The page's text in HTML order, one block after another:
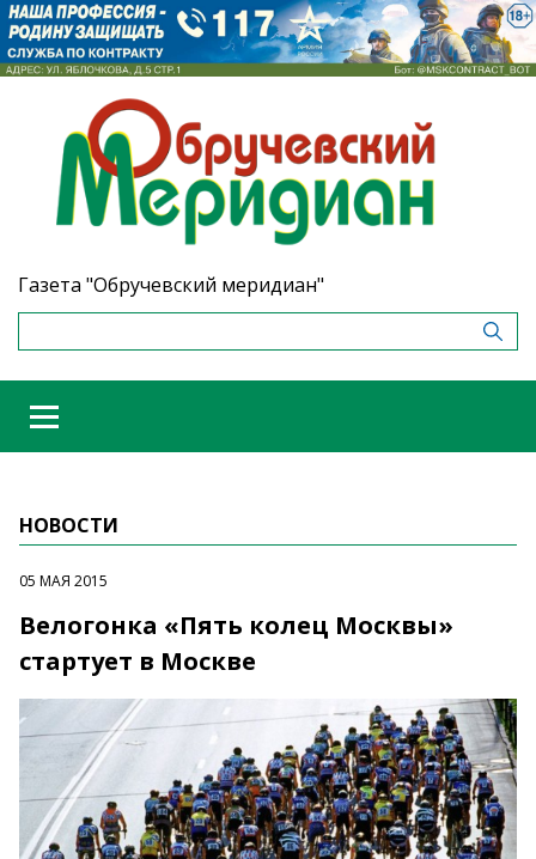
Газета "Обручевский меридиан"
НОВОСТИ
05 МАЯ 2015
Велогонка «Пять колец Москвы»
стартует в Москве